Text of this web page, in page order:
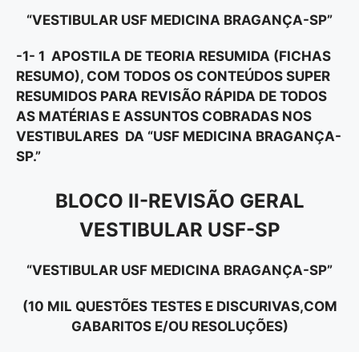
“VESTIBULAR USF MEDICINA BRAGANÇA-SP”
-1- 1 APOSTILA DE TEORIA RESUMIDA (FICHAS
RESUMO), COM TODOS OS CONTEÚDOS SUPER
RESUMIDOS PARA REVISÃO RÁPIDA DE TODOS
AS MATÉRIAS E ASSUNTOS COBRADAS NOS
VESTIBULARES DA “USF MEDICINA BRAGANÇA-
SP.”
BLOCO II-REVISÃO GERAL
VESTIBULAR USF-SP
“VESTIBULAR USF MEDICINA BRAGANÇA-SP”
(10 MIL QUESTÕES TESTES E DISCURIVAS,COM
GABARITOS E/OU RESOLUÇÕES)